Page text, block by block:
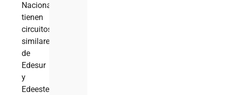
Nacional)
tienen
circuitos
similares
de
Edesur
y
Edeeste,